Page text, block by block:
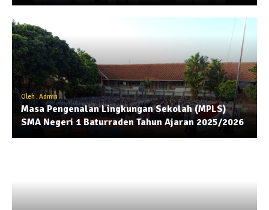
Oleh : Admin
Masa Pengenalan Lingkungan Sekolah (MPLS)
SMA Negeri 1 Baturraden Tahun Ajaran 2025/2026